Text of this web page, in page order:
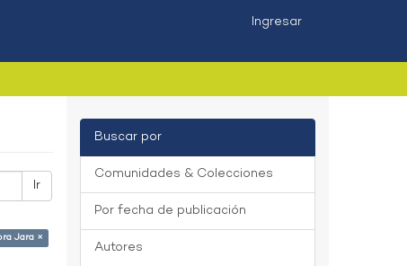
Ingresar
Ir
Jara ×
Buscar por
Comunidades & Colecciones
Por fecha de publicación
Autores